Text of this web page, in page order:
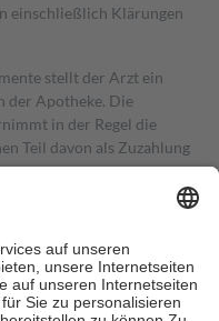
einschließlich Klärungen
stellt der Arzt ein
der Apotheke. Die
in der Regel die
Teil davon als Zuzahlung
in Höhe von zehn
mehr als die tatsächlichen
für Online-Apotheken.
beträgt die